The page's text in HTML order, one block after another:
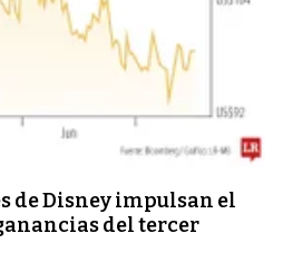
de Disney impulsan el
del tercer